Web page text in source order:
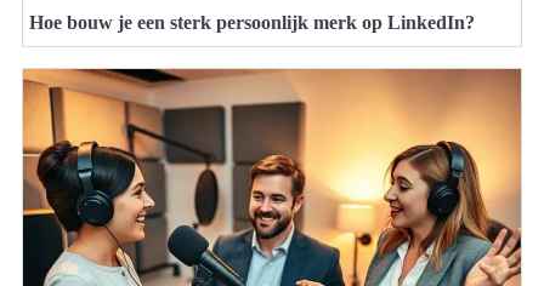
Hoe bouw je een sterk persoonlijk merk op LinkedIn?